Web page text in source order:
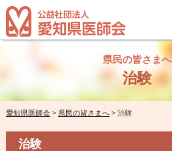
県民の皆さまへ
治験
愛知県医師会 > 県民の皆さまへ > 治験
治験